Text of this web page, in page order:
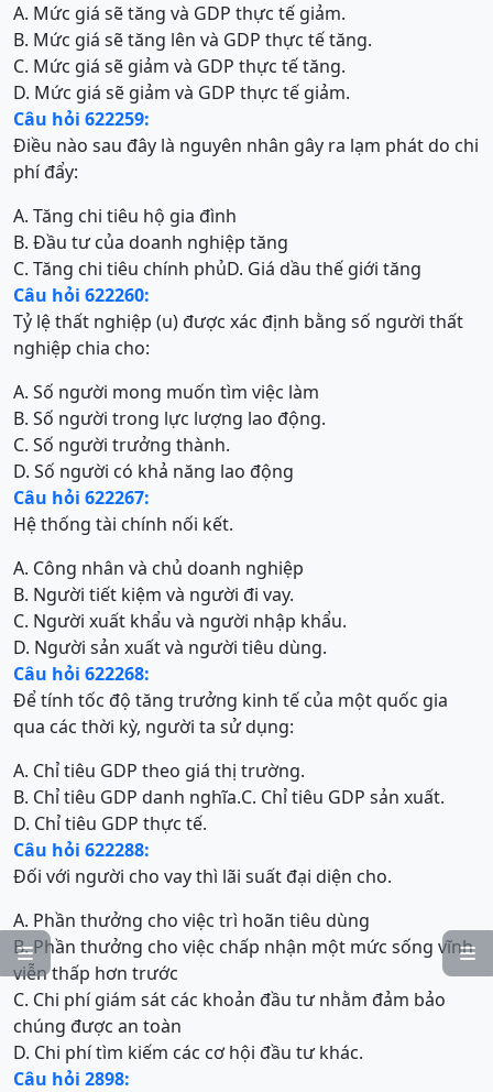


A. Mức giá sẽ tăng và GDP thực tế giảm.
B. Mức giá sẽ tăng lên và GDP thực tế tăng.
C. Mức giá sẽ giảm và GDP thực tế tăng.
D. Mức giá sẽ giảm và GDP thực tế giảm.
Câu hỏi 622259:
Điều nào sau đây là nguyên nhân gây ra lạm phát do chi
phí đẩy:
A. Tăng chi tiêu hộ gia đình
B. Đầu tư của doanh nghiệp tăng
C. Tăng chi tiêu chính phủD. Giá dầu thế giới tăng
Câu hỏi 622260:
Tỷ lệ thất nghiệp (u) được xác định bằng số người thất
nghiệp chia cho:
A. Số người mong muốn tìm việc làm
B. Số người trong lực lượng lao động.
C. Số người trưởng thành.
D. Số người có khả năng lao động
Câu hỏi 622267:
Hệ thống tài chính nối kết.
A. Công nhân và chủ doanh nghiệp
B. Người tiết kiệm và người đi vay.
C. Người xuất khẩu và người nhập khẩu.
D. Người sản xuất và người tiêu dùng.
Câu hỏi 622268:
Để tính tốc độ tăng trưởng kinh tế của một quốc gia
qua các thời kỳ, người ta sử dụng:
A. Chỉ tiêu GDP theo giá thị trường.
B. Chỉ tiêu GDP danh nghĩa.C. Chỉ tiêu GDP sản xuất.
D. Chỉ tiêu GDP thực tế.
Câu hỏi 622288:
Đối với người cho vay thì lãi suất đại diện cho.
A. Phần thưởng cho việc trì hoãn tiêu dùng
B. Phần thưởng cho việc chấp nhận một mức sống vĩnh
viễn thấp hơn trước
C. Chi phí giám sát các khoản đầu tư nhằm đảm bảo
chúng được an toàn
D. Chi phí tìm kiếm các cơ hội đầu tư khác.
Câu hỏi 2898: